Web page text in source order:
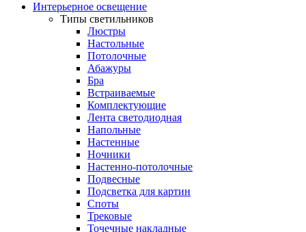
Интерьерное освещение
Типы светильников
Люстры
Настольные
Потолочные
Абажуры
Бра
Встраиваемые
Комплектующие
Лента светодиодная
Напольные
Настенные
Ночники
Настенно-потолочные
Подвесные
Подсветка для картин
Споты
Трековые
Точечные накладные